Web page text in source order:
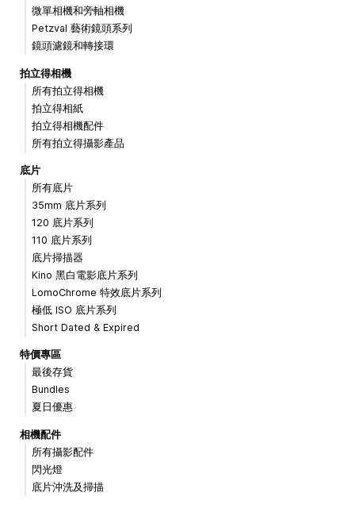
微單相機和旁軸相機
Petzval 藝術鏡頭系列
鏡頭濾鏡和轉接環
拍立得相機
所有拍立得相機
拍立得相紙
拍立得相機配件
所有拍立得攝影產品
底片
所有底片
35mm 底片系列
120 底片系列
110 底片系列
底片掃描器
Kino 黑白電影底片系列
LomoChrome 特效底片系列
極低 ISO 底片系列
Short Dated & Expired
特價專區
最後存貨
Bundles
夏日優惠
相機配件
所有攝影配件
閃光燈
底片沖洗及掃描